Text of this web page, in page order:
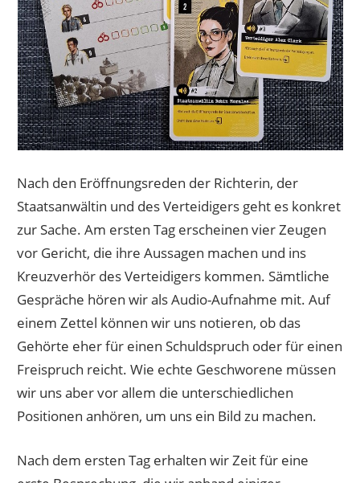
Nach den Eröffnungsreden der Richterin, der
Staatsanwältin und des Verteidigers geht es konkret
zur Sache. Am ersten Tag erscheinen vier Zeugen
vor Gericht, die ihre Aussagen machen und ins
Kreuzverhör des Verteidigers kommen. Sämtliche
Gespräche hören wir als Audio-Aufnahme mit. Auf
einem Zettel können wir uns notieren, ob das
Gehörte eher für einen Schuldspruch oder für einen
Freispruch reicht. Wie echte Geschworene müssen
wir uns aber vor allem die unterschiedlichen
Positionen anhören, um uns ein Bild zu machen.
Nach dem ersten Tag erhalten wir Zeit für eine